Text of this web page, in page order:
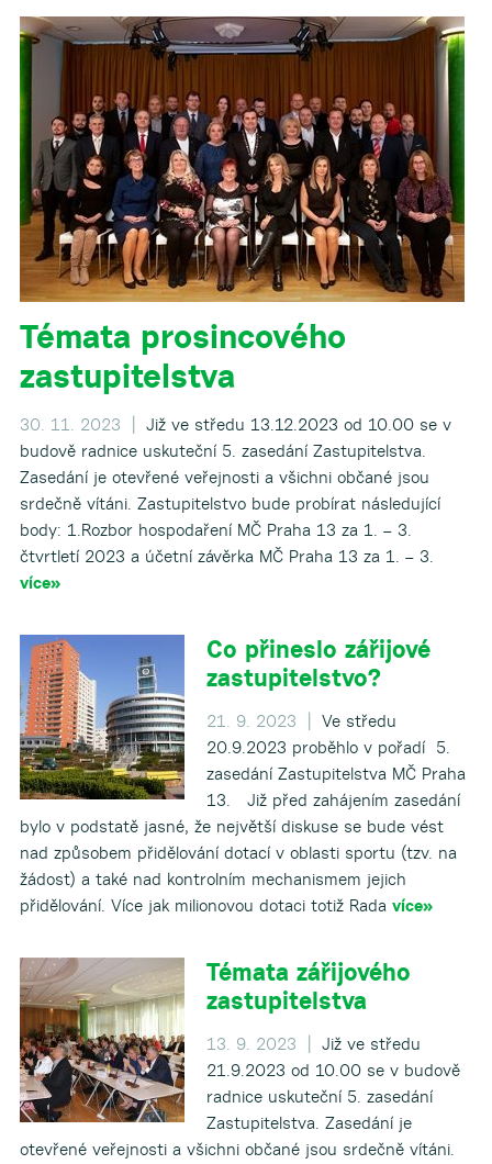
Témata prosincového
zastupitelstva
30. 11. 2023 |
Již ve středu 13.12.2023 od 10.00 se v
budově radnice uskuteční 5. zasedání Zastupitelstva.
Zasedání je otevřené veřejnosti a všichni občané jsou
srdečně vítáni. Zastupitelstvo bude probírat následující
body: 1.Rozbor hospodaření MČ Praha 13 za 1. – 3.
čtvrtletí 2023 a účetní závěrka MČ Praha 13 za 1. – 3.
více»
Co přineslo zářijové
zastupitelstvo?
21. 9. 2023 |
Ve středu
20.9.2023 proběhlo v pořadí 5.
zasedání Zastupitelstva MČ Praha
13. Již před zahájením zasedání
bylo v podstatě jasné, že největší diskuse se bude vést
nad způsobem přidělování dotací v oblasti sportu (tzv. na
žádost) a také nad kontrolním mechanismem jejich
přidělování. Více jak milionovou dotaci totiž Rada více»
Témata zářijového
zastupitelstva
13. 9. 2023 |
Již ve středu
21.9.2023 od 10.00 se v budově
radnice uskuteční 5. zasedání
Zastupitelstva. Zasedání je
otevřené veřejnosti a všichni občané jsou srdečně vítáni.